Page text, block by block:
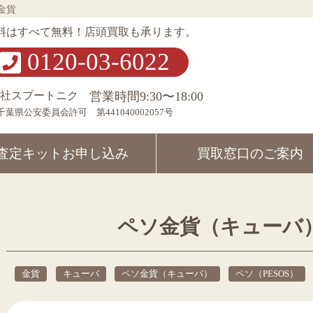
貨
はすべて無料！店頭買取も承ります。
0120-03-6022
スプートニク 営業時間9:30〜18:00
葉県公安委員会許可 第441040002057号
定キット お申し込み 買取窓口のご案内
ペソ金貨（キューバ
金貨 キューバ ペソ金貨（キューバ） ペソ（PESOS）